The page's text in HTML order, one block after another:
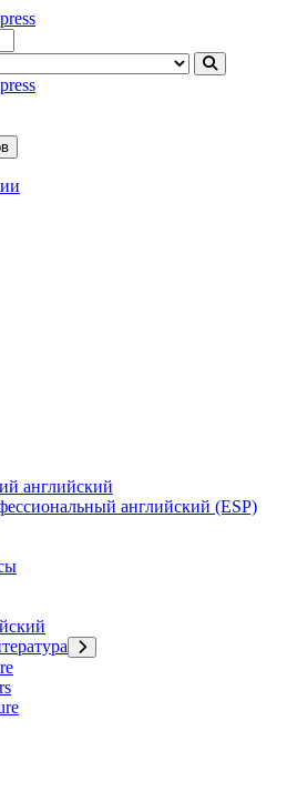
Узбекистан, книги, учебники на
английский
английский (ESP)